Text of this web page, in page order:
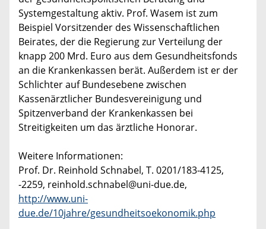
Systemgestaltung aktiv. Prof. Wasem ist zum
Beispiel Vorsitzender des Wissenschaftlichen
Beirates, der die Regierung zur Verteilung der
knapp 200 Mrd. Euro aus dem Gesundheitsfonds
an die Krankenkassen berät. Außerdem ist er der
Schlichter auf Bundesebene zwischen
Kassenärztlicher Bundesvereinigung und
Spitzenverband der Krankenkassen bei
Streitigkeiten um das ärztliche Honorar.
Weitere Informationen:
Prof. Dr. Reinhold Schnabel, T. 0201/183-4125,
-2259, reinhold.schnabel@uni-due.de,
http://www.uni-
due.de/10jahre/gesundheitsoekonomik.php